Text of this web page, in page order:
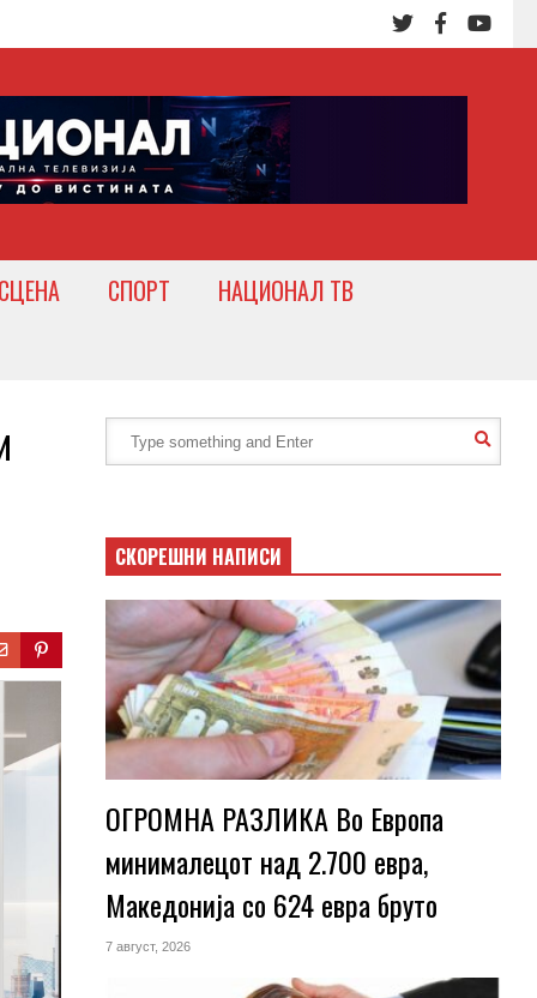
СПОРТ НАЦИОНАЛ ТВ
СКОРЕШНИ НАПИСИ
ОГРОМНА РАЗЛИКА Во Европа
минималецот над 2.700 евра,
Македонија со 624 евра бруто
7 август, 2026